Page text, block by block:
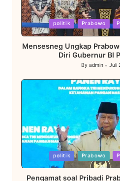
Posted
in
politik Prabowo
Mensesneg Ungkap
Diri Gubernur BI
Posted
by
By admin Juli
politik Prabowo
Pengamat soal Pribadi